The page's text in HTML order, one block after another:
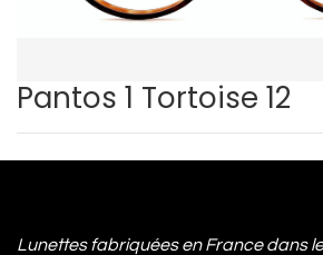
Pantos 1 Tortoise 12
Lunettes fabriquées en France dans